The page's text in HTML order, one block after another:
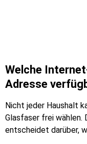
Welche
Adresse
Nicht jeder Haushalt
Glasfaser frei
entscheidet darüber,